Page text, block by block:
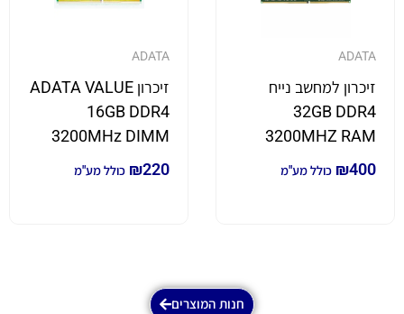
ADATA
זיכרון למחשב נייח
32GB DDR4
3200MHZ RAM
₪400 כולל מע"מ
ADATA
זיכרון ADATA VALUE
16GB DDR4
3200MHz DIMM
₪220 כולל מע"מ
חנות המוצרים